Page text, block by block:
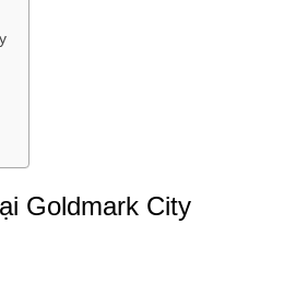
Goldmark City